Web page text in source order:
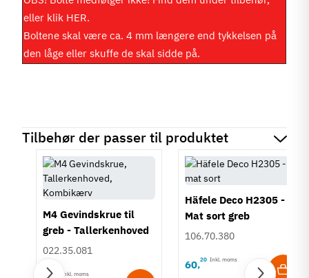
eller klik HER.
Boltene skal være ca. 4 mm længere end tykkelsen på
den låge eller skuffe de skal sidde på.
Tilbehør der passer til produktet
M4 Gevindskrue til
greb - Tallerkenhoved
- Krydskærv
022.35.081
15 Inkl. moms
Häfele Deco H2305 -
Mat sort greb
106.70.380
60,20 Inkl. moms